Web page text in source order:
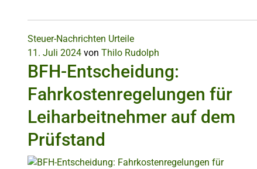
Steuer-Nachrichten Urteile
11. Juli 2024 von Thilo Rudolph
BFH-Entscheidung:
Fahrkostenregelungen für
Leiharbeitnehmer auf dem
Prüfstand